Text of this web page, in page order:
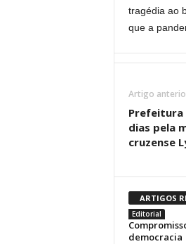
tragédia ao
que a
Artigo
dias pela
cruzense
ARTIGOS
Editorial
democracia